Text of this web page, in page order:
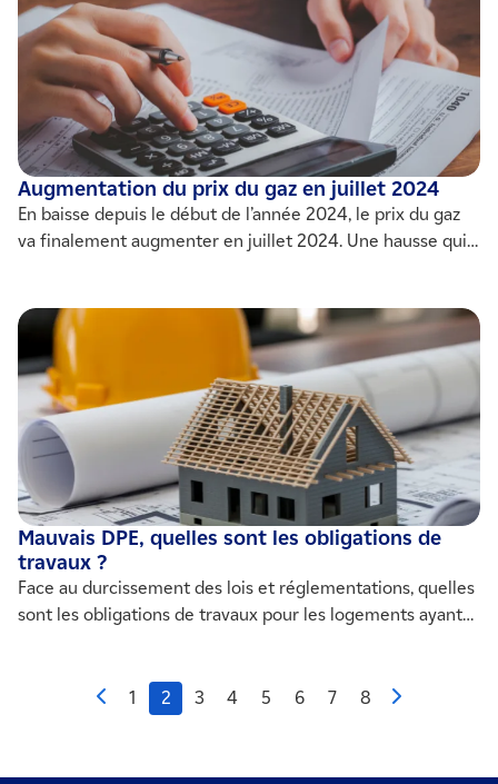
Augmentation du prix du gaz en juillet 2024
En baisse depuis le début de l’année 2024, le prix du gaz
va finalement augmenter en juillet 2024. Une hausse qui
Mauvais DPE, quelles sont les obligations de
travaux ?
Face au durcissement des lois et réglementations, quelles
sont les obligations de travaux pour les logements ayant
1 2 3 4 5 6 7 8